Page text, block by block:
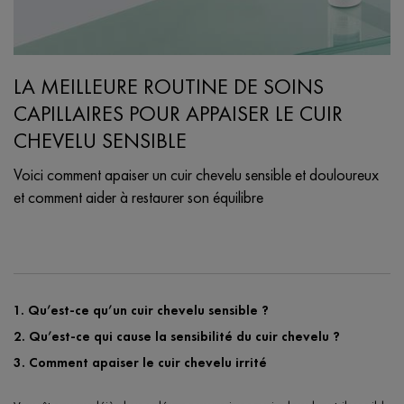
LA MEILLEURE ROUTINE DE SOINS
CAPILLAIRES POUR APPAISER LE CUIR
CHEVELU SENSIBLE
Voici comment apaiser un cuir chevelu sensible et douloureux
et comment aider à restaurer son équilibre
1. Qu’est-ce qu’un cuir chevelu sensible ?
2. Qu’est-ce qui cause la sensibilité du cuir chevelu ?
3. Comment apaiser le cuir chevelu irrité